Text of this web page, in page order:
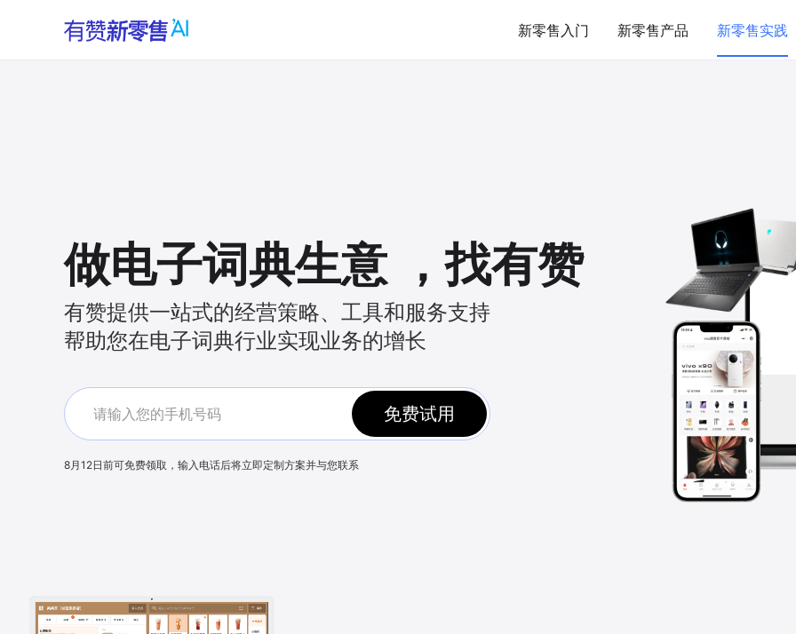
新零售入门 新零售产品 新零售实践
做电子词典生意 ，找有赞
有赞提供一站式的经营策略、工具和服务支持
帮助您在电子词典行业实现业务的增长
免费试用
8月12日前可免费领取，输入电话后将立即定制方案并与您联系